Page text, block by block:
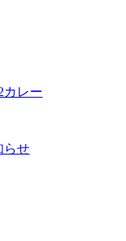
カレー
らせ